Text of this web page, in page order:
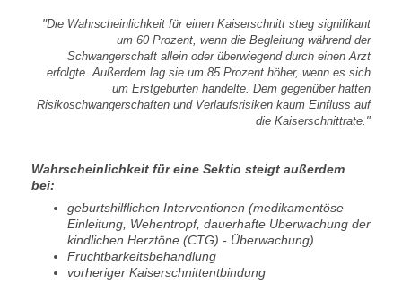
"Die Wahrscheinlichkeit für einen Kaiserschnitt stieg signifikant
um 60 Prozent, wenn die Begleitung während der
Schwangerschaft allein oder überwiegend durch einen Arzt
erfolgte. Außerdem lag sie um 85 Prozent höher, wenn es sich
um Erstgeburten handelte. Dem gegenüber hatten
Risikoschwangerschaften und Verlaufsrisiken kaum Einfluss auf
die Kaiserschnittrate."
Wahrscheinlichkeit für eine Sektio steigt außerdem
bei:
geburtshilflichen Interventionen (medikamentöse
Einleitung, Wehentropf, dauerhafte Überwachung der
kindlichen Herztöne (CTG) - Überwachung)
Fruchtbarkeitsbehandlung
vorheriger Kaiserschnittentbindung